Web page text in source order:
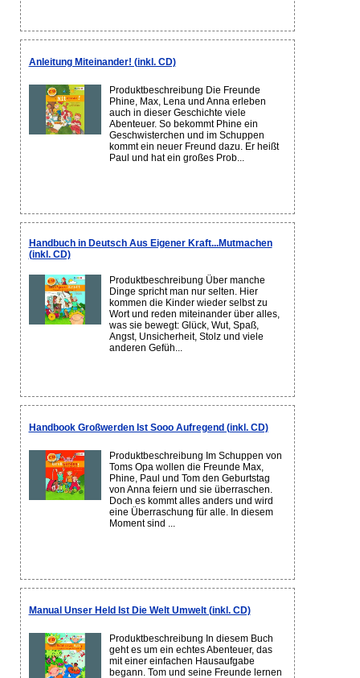
Anleitung Miteinander! (inkl. CD)
Produktbeschreibung Die Freunde
Phine, Max, Lena und Anna erleben
auch in dieser Geschichte viele
Abenteuer. So bekommt Phine ein
Geschwisterchen und im Schuppen
kommt ein neuer Freund dazu. Er heißt
Paul und hat ein großes Prob...
Handbuch in Deutsch Aus Eigener Kraft...Mutmachen
(inkl. CD)
Produktbeschreibung Über manche
Dinge spricht man nur selten. Hier
kommen die Kinder wieder selbst zu
Wort und reden miteinander über alles,
was sie bewegt: Glück, Wut, Spaß,
Angst, Unsicherheit, Stolz und viele
anderen Gefüh...
Handbook Großwerden Ist Sooo Aufregend (inkl. CD)
Produktbeschreibung Im Schuppen von
Toms Opa wollen die Freunde Max,
Phine, Paul und Tom den Geburtstag
von Anna feiern und sie überraschen.
Doch es kommt alles anders und wird
eine Überraschung für alle. In diesem
Moment sind ...
Manual Unser Held Ist Die Welt Umwelt (inkl. CD)
Produktbeschreibung In diesem Buch
geht es um ein echtes Abenteuer, das
mit einer einfachen Hausaufgabe
begann. Tom und seine Freunde lernen